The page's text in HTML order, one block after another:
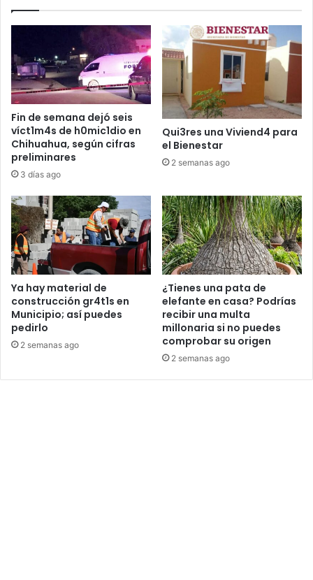
Fin de semana dejó seis
víct1m4s de h0mic1dio en
Chihuahua, según cifras
preliminares
3 días ago
Qui3res una Viviend4 para
el Bienestar
2 semanas ago
Ya hay material de
construcción gr4t1s en
Municipio; así puedes
pedirlo
2 semanas ago
¿Tienes una pata de
elefante en casa? Podrías
recibir una multa
millonaria si no puedes
comprobar su origen
2 semanas ago